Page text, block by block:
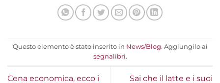
Questo elemento è stato inserito in News/Blog. Aggiungilo ai
segnalibri.
Cena economica, ecco i
Sai che il latte e i suoi